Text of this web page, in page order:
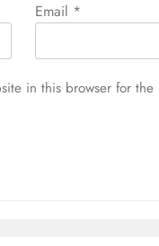
Email *
in this browser for